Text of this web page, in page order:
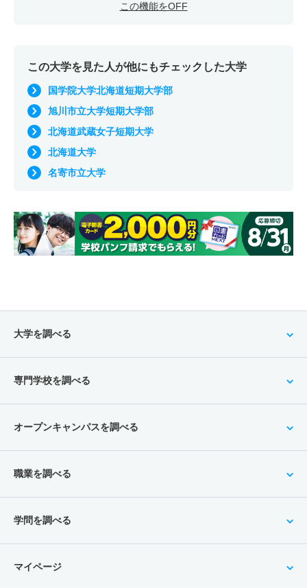
この機能をOFF
この大学を見た人が他にもチェックした大学
国学院大学北海道短期大学部
旭川市立大学短期大学部
北海道武蔵女子短期大学
北海道大学
名寄市立大学
大学を調べる
専門学校を調べる
オープンキャンパスを調べる
職業を調べる
学問を調べる
マイページ